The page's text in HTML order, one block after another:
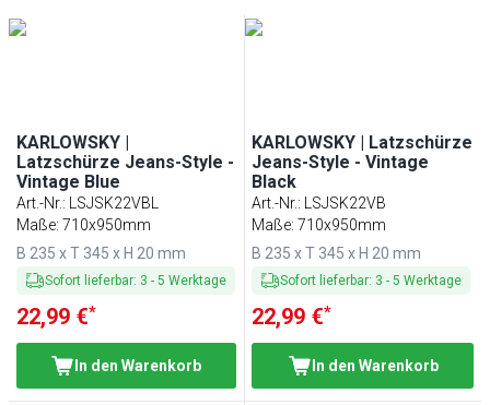
KARLOWSKY |
Latzschürze Jeans-Style -
Vintage Blue
Art.-Nr.:
LSJSK22VBL
Maße: 710x950mm
B 235 x T 345 x H 20 mm
Sofort lieferbar: 3 - 5 Werktage
22,99 €*
In den Warenkorb
KARLOWSKY | Latzschürze
Jeans-Style - Vintage
Black
Art.-Nr.:
LSJSK22VB
Maße: 710x950mm
B 235 x T 345 x H 20 mm
Sofort lieferbar: 3 -5 Werktage
22,99 €*
In den Warenkorb